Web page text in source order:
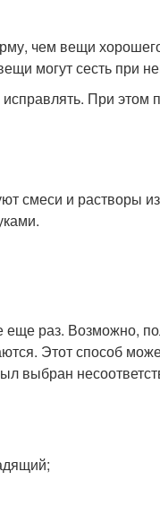
чем вещи
могут сесть при
При этом
смеси и растворы
раз. Возможно,
Этот способ
выбран